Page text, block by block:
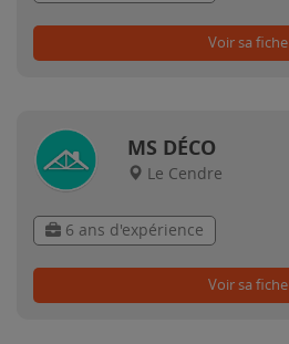
Voir sa fiche
MS DÉCO
Le Cendre
6 ans d'expérience
Voir sa fiche